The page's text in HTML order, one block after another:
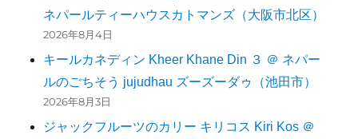
ネパールティーハウスカトマンズ（大阪市北区）
2026年8月4日
キールカネディン Kheer Khane Din ３ ＠ ネパー
ルのごちそう jujudhau ズーズーダゥ（池田市）
2026年8月3日
ジャックフルーツのカリー キリコス Kiri Kos ＠